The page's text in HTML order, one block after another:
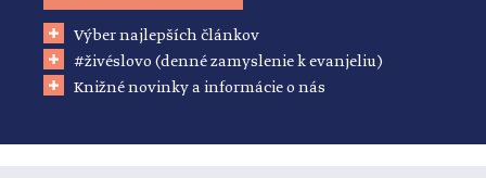
Výber najlepších článkov
#živéslovo (denné zamyslenie k evanjeliu)
Knižné novinky a informácie o nás